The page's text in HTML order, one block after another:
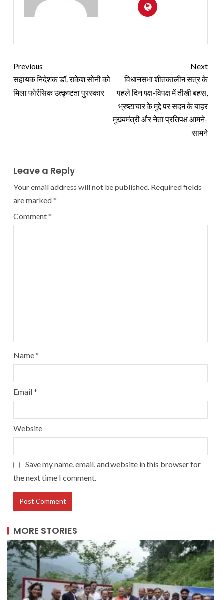
Previous
सहायक निदेशक डॉ. राकेश सोनी को
मिला फोरेंसिक उत्कृष्टता पुरस्कार
Next
विधानसभा शीतकालीन सत्र के
पहले दिन पक्ष-विपक्ष में तीखी बहस,
भ्रष्टाचार के मुद्दे पर सदन के बाहर
मुख्यमंत्री और नेता प्रतिपक्ष आमने-
सामने
Leave a Reply
Your email address will not be published. Required fields
are marked*
Comment*
Name*
Email*
Website
Save my name, email, and website in this browser for
the next time I comment.
MORE STORIES